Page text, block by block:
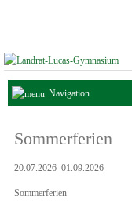
Navigation
Sommerferien
20.07.2026–01.09.2026
Sommerferien